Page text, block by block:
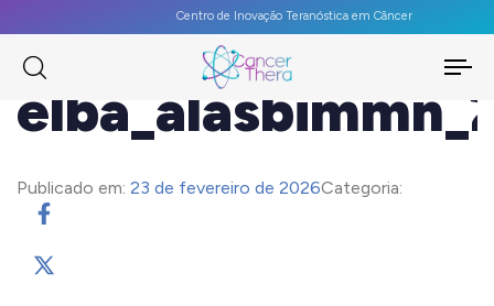
Centro de Inovação Teranóstica em Câncer
Publicado em: 23 de fevereiro de 2026Categoria: